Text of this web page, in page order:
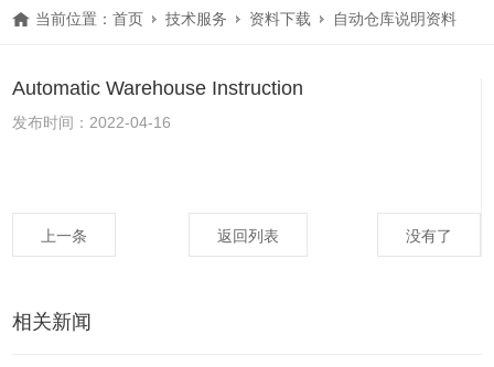
当前位置：首页 技术服务 资料下载 自动仓库说明资料
Automatic Warehouse Instruction
发布时间：2022-04-16
上一条 返回列表 没有了
相关新闻